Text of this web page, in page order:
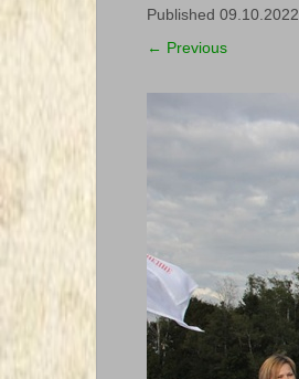
Published 09.10.2022
← Previous